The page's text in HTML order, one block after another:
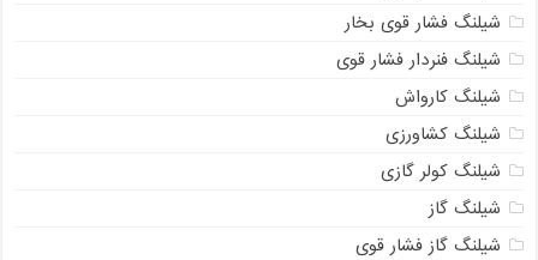
شیلنگ فشار قوی بخار
شیلنگ فنردار فشار قوی
شیلنگ کارواش
شیلنگ کشاورزی
شیلنگ کولر گازی
شیلنگ گاز
شیلنگ گاز فشار قوی